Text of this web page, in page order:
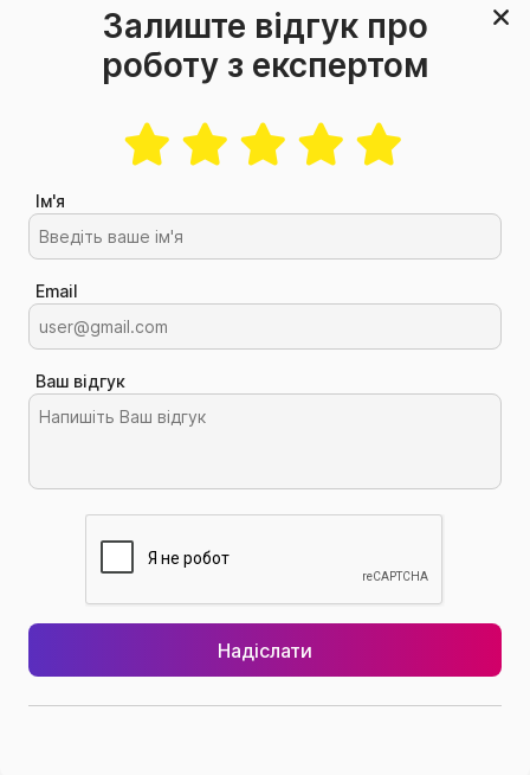
Залиште відгук про
роботу з експертом
Ім'я
Email
Ваш відгук
Надіслати